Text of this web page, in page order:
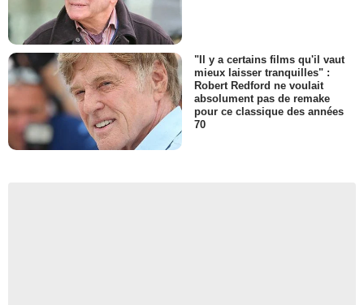
"Il y a certains films qu'il vaut
mieux laisser tranquilles" :
Robert Redford ne voulait
absolument pas de remake
pour ce classique des années
70